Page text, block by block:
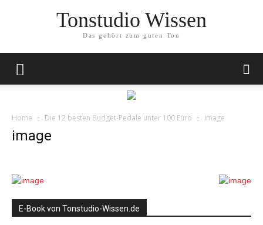
Tonstudio Wissen
Das gehört zum guten Ton
Home Die 12 besten Budget-Pedale unter 100 Euro image
image
E-Book von Tonstudio-Wissen.de